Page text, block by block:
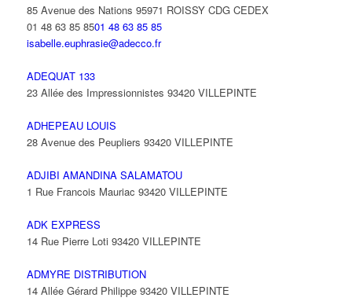
85 Avenue des Nations 95971 ROISSY CDG CEDEX
01 48 63 85 8501 48 63 85 85
isabelle.euphrasie@adecco.fr
ADEQUAT 133
23 Allée des Impressionnistes 93420 VILLEPINTE
ADHEPEAU LOUIS
28 Avenue des Peupliers 93420 VILLEPINTE
ADJIBI AMANDINA SALAMATOU
1 Rue Francois Mauriac 93420 VILLEPINTE
ADK EXPRESS
14 Rue Pierre Loti 93420 VILLEPINTE
ADMYRE DISTRIBUTION
14 Allée Gérard Philippe 93420 VILLEPINTE